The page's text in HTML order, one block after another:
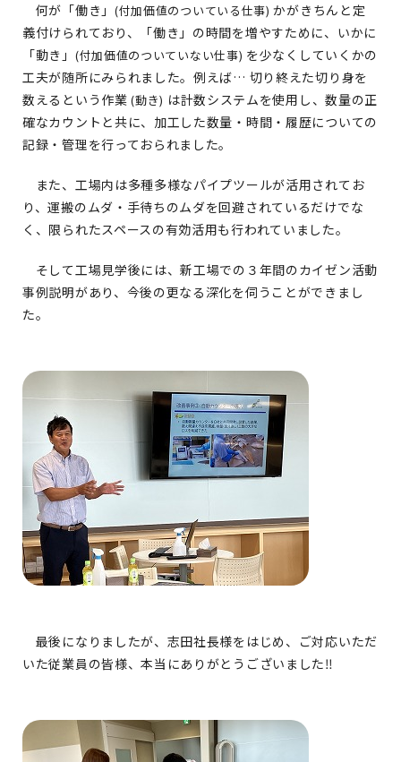
何が「働き」 (付加価値のついている仕事) かがきちんと定
義付けられており、「働き」の時間を増やすために、いかに
「動き」 (付加価値のついていない仕事) を少なくしていくかの
工夫が随所にみられました。例えば… 切り終えた切り身を
数えるという作業 (動き) は計数システムを使用し、数量の正
確なカウントと共に、加工した数量・時間・履歴についての
記録・管理を行っておられました。
また、工場内は多種多様なパイプツールが活用されてお
り、運搬のムダ・手待ちのムダを回避されているだけでな
く、限られたスペースの有効活用も行われていました。
そして工場見学後には、新工場での３年間のカイゼン活動
事例説明があり、今後の更なる深化を伺うことができまし
た。
最後になりましたが、志田社長様をはじめ、ご対応いただ
いた従業員の皆様、本当にありがとうございました‼